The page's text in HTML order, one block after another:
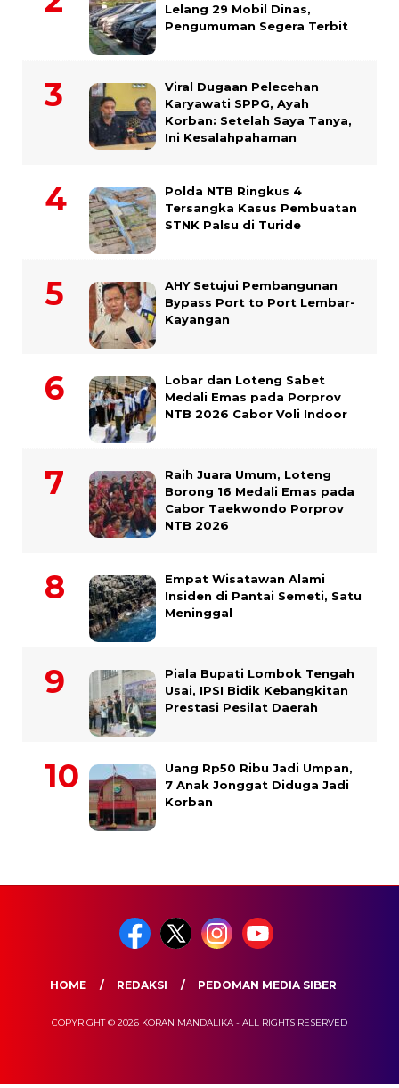
Lelang 29 Mobil Dinas,
Pengumuman Segera Terbit
Viral Dugaan Pelecehan
Karyawati SPPG, Ayah
Korban: Setelah Saya Tanya,
Ini Kesalahpahaman
Polda NTB Ringkus 4
Tersangka Kasus Pembuatan
STNK Palsu di Turide
AHY Setujui Pembangunan
Bypass Port to Port Lembar-
Kayangan
Lobar dan Loteng Sabet
Medali Emas pada Porprov
NTB 2026 Cabor Voli Indoor
Raih Juara Umum, Loteng
Borong 16 Medali Emas pada
Cabor Taekwondo Porprov
NTB 2026
Empat Wisatawan Alami
Insiden di Pantai Semeti, Satu
Meninggal
Piala Bupati Lombok Tengah
Usai, IPSI Bidik Kebangkitan
Prestasi Pesilat Daerah
Uang Rp50 Ribu Jadi Umpan,
7 Anak Jonggat Diduga Jadi
Korban
HOME REDAKSI PEDOMAN MEDIA SIBER
COPYRIGHT © 2026 KORAN MANDALIKA - ALL RIGHTS RESERVED